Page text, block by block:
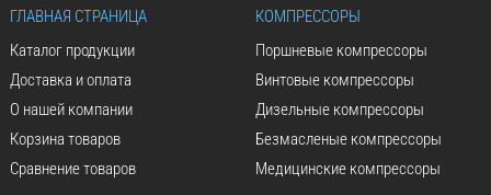
ГЛАВНАЯ СТРАНИЦА
Каталог продукции
Доставка и оплата
О нашей компании
Корзина товаров
Сравнение товаров
КОМПРЕССОРЫ
Поршневые компрессоры
Винтовые компрессоры
Дизельные компрессоры
Безмасленые компрессоры
Медицинские компрессоры